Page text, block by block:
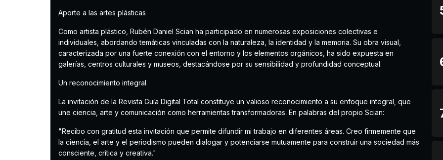
Aporte a las artes plásticas
Como artista plástico, Rubén Daniel Scian ha participado en numerosas exposiciones colectivas e
individuales, abordando temáticas vinculadas con la naturaleza, la identidad y la memoria. Su obra visual,
caracterizada por una fuerte conexión con el entorno y los elementos orgánicos, ha sido expuesta en
galerías, centros culturales y museos, destacándose por su sensibilidad y profundidad conceptual.
Un reconocimiento integral
La invitación de la Revista Guía Digital Total constituye un valioso reconocimiento a su enfoque integral, que
une ciencia, arte y comunicación como herramientas transformadoras. En palabras del propio Scian:
"Recibo con gratitud esta invitación que permite difundir mi trabajo en diferentes áreas. Creo firmemente que
la ciencia, el arte y el periodismo pueden dialogar y potenciarse mutuamente para construir una sociedad más
consciente, crítica y creativa."